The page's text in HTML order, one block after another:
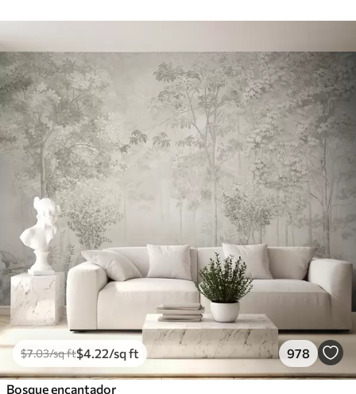
$7.03/sq ft$4 .22/sq ft 978
Bosque encantador